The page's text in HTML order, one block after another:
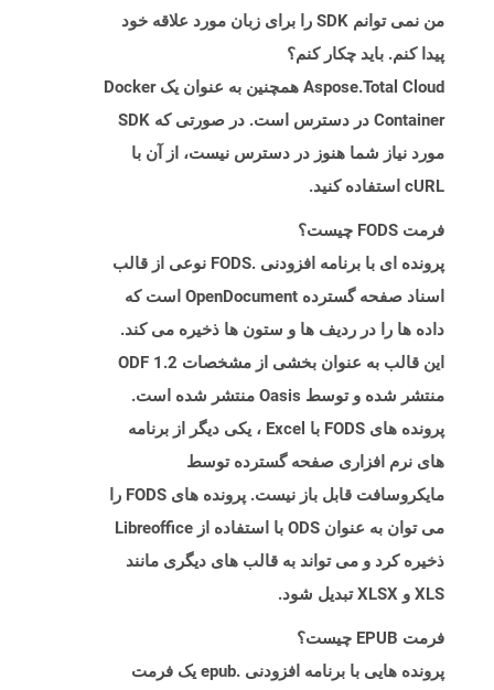
من نمی توانم SDK را برای زبان مورد علاقه خود
پیدا کنم. باید چکار کنم؟
Aspose.Total Cloud همچنین به عنوان یک Docker
Container در دسترس است. در صورتی که SDK
مورد نیاز شما هنوز در دسترس نیست، از آن با
cURL استفاده کنید.
فرمت FODS چیست؟
پرونده ای با برنامه افزودنی .FODS نوعی از قالب
اسناد صفحه گسترده OpenDocument است که
داده ها را در ردیف ها و ستون ها ذخیره می کند.
این قالب به عنوان بخشی از مشخصات ODF 1.2
منتشر شده و توسط Oasis منتشر شده است.
پرونده های FODS با Excel ، یکی دیگر از برنامه
های نرم افزاری صفحه گسترده توسط
مایکروسافت قابل باز نیست. پرونده های FODS را
می توان به عنوان ODS با استفاده از Libreoffice
ذخیره کرد و می تواند به قالب های دیگری مانند
XLS و XLSX تبدیل شود.
فرمت EPUB چیست؟
پرونده هایی با برنامه افزودنی .epub یک فرمت